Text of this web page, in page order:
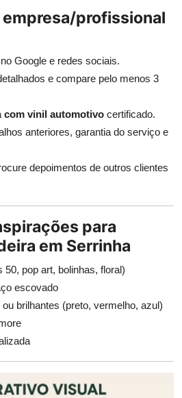
profissional
Google e redes sociais.
e compare pelo menos 3
com vinil automotivo certificado.
anteriores, garantia do serviço e
depoimentos de outros clientes
para
em Serrinha
pop art, bolinhas, floral)
escovado
brilhantes (preto, vermelho, azul)